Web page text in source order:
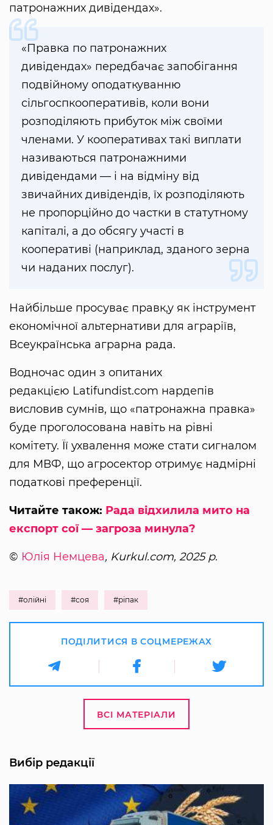
патронажних дивідендах».
«Правка по патронажних
дивідендах» передбачає запобігання
подвійному оподаткуванню
сільгоспкооперативів, коли вони
розподіляють прибуток між своїми
членами. У кооперативах такі виплати
називаються патронажними
дивідендами — і на відміну від
звичайних дивідендів, їх розподіляють
не пропорційно до частки в статутному
капіталі, а до обсягу участі в
кооперативі (наприклад, зданого зерна
чи наданих послуг).
Найбільше просуває правк,у як інструмент
економічної альтернативи для аграріїв,
Всеукраїнська аграрна рада.
Водночас один з опитаних
редакцією Latifundist.com нардепів
висловив сумнів, що «патронажна правка»
буде проголосована навіть на рівні
комітету. Її ухвалення може стати сигналом
для МВФ, що агросектор отримує надмірні
податкові преференції.
Читайте також: Рада відхилила мито на
експорт сої — загроза минула?
© Юлія Немцева, Kurkul.com, 2025 р.
#олійні #соя #ріпак
ПОДІЛИТИСЯ В СОЦМЕРЕЖАХ
ВСІ МАТЕРІАЛИ
Вибір редакції